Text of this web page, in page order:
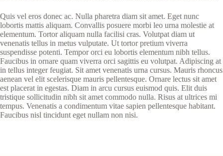
Quis vel eros donec ac. Nulla pharetra diam sit amet. Eget nunc
lobortis mattis aliquam. Convallis posuere morbi leo urna molestie at
elementum. Tortor aliquam nulla facilisi cras. Volutpat diam ut
venenatis tellus in metus vulputate. Ut tortor pretium viverra
suspendisse potenti. Tempor orci eu lobortis elementum nibh tellus.
Faucibus in ornare quam viverra orci sagittis eu volutpat. Adipiscing at
in tellus integer feugiat. Sit amet venenatis urna cursus. Mauris rhoncus
aenean vel elit scelerisque mauris pellentesque. Ornare lectus sit amet
est placerat in egestas. Diam in arcu cursus euismod quis. Elit duis
tristique sollicitudin nibh sit amet commodo nulla. Risus at ultrices mi
tempus. Venenatis a condimentum vitae sapien pellentesque habitant.
Faucibus nisl tincidunt eget nullam non nisi.